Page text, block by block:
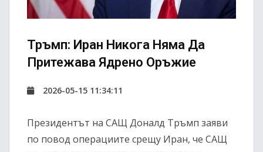
Тръмп: Иран Никога Няма Да
Притежава Ядрено Оръжие
2026-05-15 11:34:11
Президентът на САЩ Доналд Тръмп заяви
по повод операциите срещу Иран, че САЩ